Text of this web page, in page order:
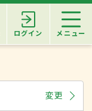
ログイン メニュー
変更